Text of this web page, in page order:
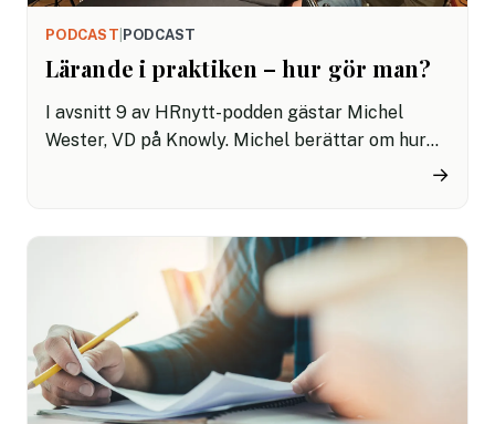
PODCAST PODCAST
Lärande i praktiken – hur gör man?
I avsnitt 9 av HRnytt-podden gästar Michel
Wester, VD på Knowly. Michel berättar om hur
för att gå framåt och mycket mer!
→